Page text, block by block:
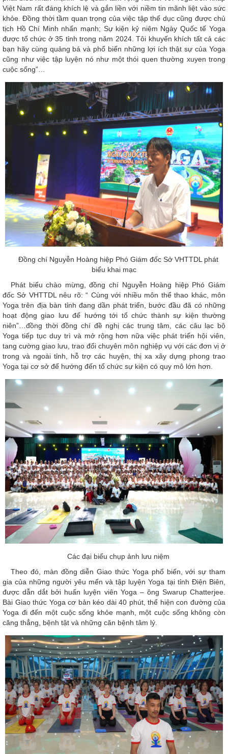
Việt Nam rất đáng khích lệ và gắn liền với niềm tin mãnh liệt vào sức
khỏe. Đồng thời tầm quan trọng của việc tập thể dục cũng được chủ
tịch Hồ Chí Minh nhấn mạnh; Sự kiện kỷ niệm Ngày Quốc tế Yoga
được tổ chức ở 35 tỉnh trong năm 2024. Tôi khuyến khích tất cả các
bạn hãy cùng quảng bá và phổ biến những lợi ích thật sự của Yoga
cũng như việc tập luyện nó như một thói quen thường xuyen trong
cuộc sống”…
Đồng chí Nguyễn Hoàng hiệp Phó Giám đốc Sở VHTTDL phát
biểu khai mạc
Phát biểu chào mừng, đồng chí Nguyễn Hoàng hiệp Phó Giám
đốc Sở VHTTDL nêu rõ: “ Cùng với nhiều môn thể thao khác, môn
Yoga trên địa bàn tỉnh đang dần phát triển, bước đầu đã có những
hoạt động giao lưu để hướng tới tổ chức thành sự kiện thường
niên”…đồng thời đồng chí đề nghị các trung tâm, các câu lạc bộ
Yoga tiếp tục duy trì và mở rộng hơn nữa việc phát triển hội viên,
tang cường giao lưu, trao đổi chuyên môn nghiệp vụ với các đơn vị ở
trong và ngoài tỉnh, hỗ trợ các huyện, thị xa xây dựng phong trao
Yoga tại cơ sở để hướng đến tổ chức sự kiện có quy mô lớn hơn.
Các đại biểu chụp ảnh lưu niệm
Theo đó, màn đồng diễn Giao thức Yoga phổ biến, với sự tham
gia của những người yêu mến và tập luyện Yoga tại tỉnh Điện Biên,
được dẫn dắt bởi huấn luyện viên Yoga – ông Swarup Chatterjee.
Bài Giao thức Yoga cơ bản kéo dài 40 phút, thể hiện con đường của
Yoga đi đến một cuộc sống khỏe mạnh, một cuộc sống không còn
căng thẳng, bệnh tật và những căn bệnh tâm lý.